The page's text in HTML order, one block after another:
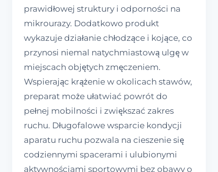
prawidłowej struktury i odporności na
mikrourazy. Dodatkowo produkt
wykazuje działanie chłodzące i kojące, co
przynosi niemal natychmiastową ulgę w
miejscach objętych zmęczeniem.
Wspierając krążenie w okolicach stawów,
preparat może ułatwiać powrót do
pełnej mobilności i zwiększać zakres
ruchu. Długofalowe wsparcie kondycji
aparatu ruchu pozwala na cieszenie się
codziennymi spacerami i ulubionymi
aktywnościami sportowymi bez obawy o